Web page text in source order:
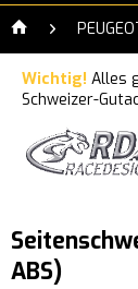
Wichtig! Alles
Schweizer-
ABS)